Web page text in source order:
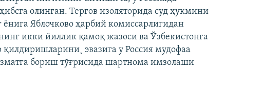
олинган. Тергов изоляторида суд ҳукмини
ëнига Яблочково ҳарбий комиссарлигидан
икки йиллик қамоқ жазоси ва Ўзбекистонга
эвазига у Россия мудофаа
бориш тўғрисида шартнома имзолаши